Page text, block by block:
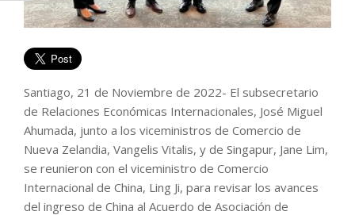
Santiago, 21 de Noviembre de 2022- El subsecretario
de Relaciones Económicas Internacionales, José Miguel
Ahumada, junto a los viceministros de Comercio de
Nueva Zelandia, Vangelis Vitalis, y de Singapur, Jane Lim,
se reunieron con el viceministro de Comercio
Internacional de China, Ling Ji, para revisar los avances
del ingreso de China al Acuerdo de Asociación de